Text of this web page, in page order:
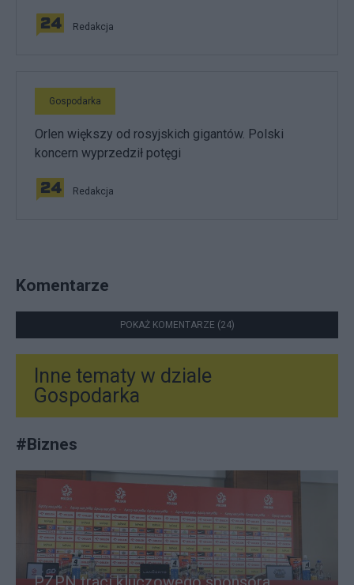
Redakcja
Gospodarka
Orlen większy od rosyjskich gigantów. Polski
koncern wyprzedził potęgi
Redakcja
Komentarze
POKAŻ KOMENTARZE (24)
Inne tematy w dziale
Gospodarka
#Biznes